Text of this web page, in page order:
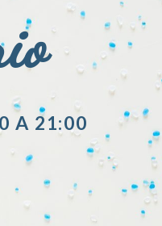
A 21:00